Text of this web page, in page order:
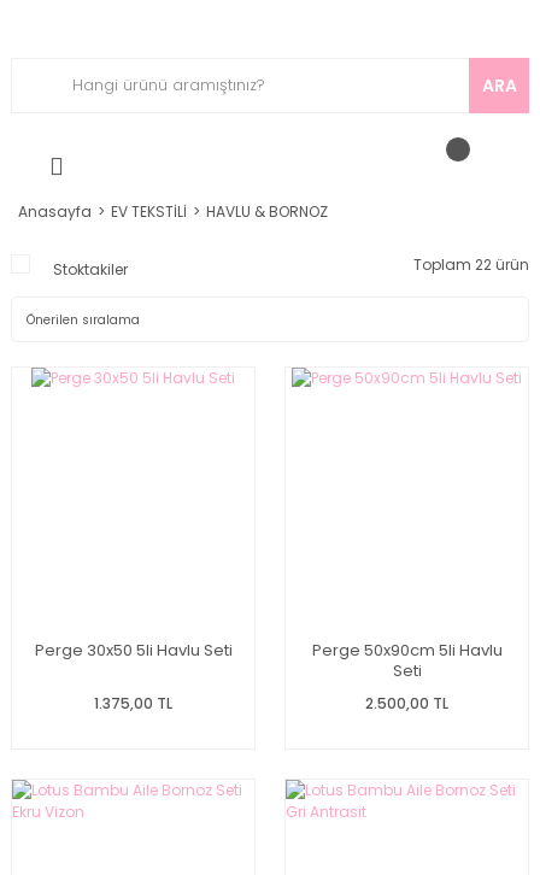
ARA
Anasayfa EV TEKSTİLİ HAVLU & BORNOZ
Stoktakiler Toplam 22 ürün
Perge 30x50 5li Havlu Seti
1.375,00 TL
Perge 50x90cm 5li Havlu
Seti
2.500,00 TL